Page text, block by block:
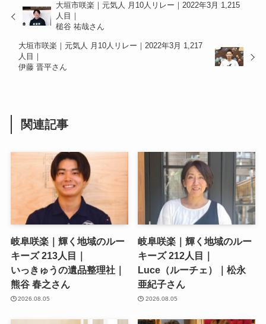
大垣市咲楽｜元気人 月10人リレー｜2022年3月 1,215
人目｜
槌谷 祐哉さん
大垣市咲楽｜元気人 月10人リレー｜2022年3月 1,217
人目｜
伊藤 晋平さん
関連記事
岐阜咲楽｜輝く地域のルー
キーズ 213人目｜
いっきゅうの遺品整理社｜
熊谷 春之さん
2026.08.05
岐阜咲楽｜輝く地域のルー
キーズ 212人目｜
Luce（ルーチェ）｜松永
亜紀子さん
2026.08.05